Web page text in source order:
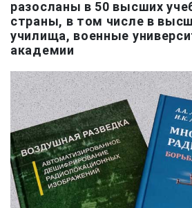
разосланы в 50 высших
страны, в том числе в
училища, военные
академии